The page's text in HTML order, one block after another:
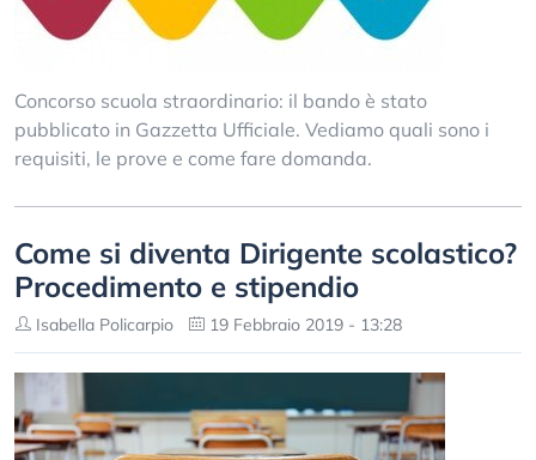
Concorso scuola straordinario: il bando è stato
pubblicato in Gazzetta Ufficiale. Vediamo quali sono i
requisiti, le prove e come fare domanda.
Come si diventa Dirigente scolastico?
Procedimento e stipendio
Isabella Policarpio 19 Febbraio 2019 - 13:28